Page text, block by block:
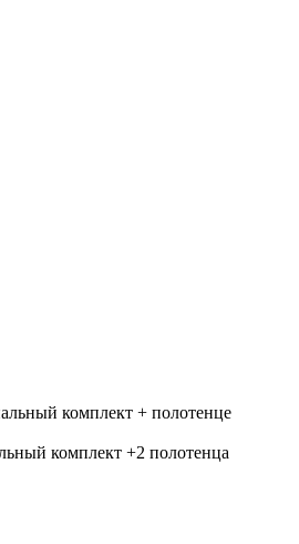
комплект + полотенце
комплект +2 полотенца